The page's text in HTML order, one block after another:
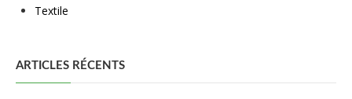
Textile
ARTICLES RÉCENTS